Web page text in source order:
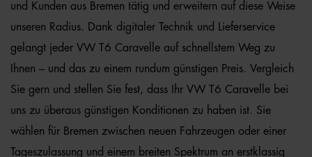
und Kunden aus Bremen tätig und erweitern auf diese Weise
unseren Radius. Dank digitaler Technik und Lieferservice
gelangt jeder VW T6 Caravelle auf schnellstem Weg zu
Ihnen – und das zu einem rundum günstigen Preis. Vergleich
Sie gern und stellen Sie fest, dass Ihr VW T6 Caravelle bei
uns zu überaus günstigen Konditionen zu haben ist. Sie
wählen für Bremen zwischen neuen Fahrzeugen oder einer
Tageszulassung und einem breiten Spektrum an erstklassig